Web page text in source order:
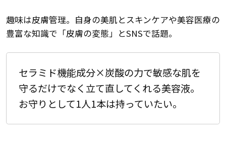
趣味は皮膚管理。自身の美肌とスキンケアや美容医療の
豊富な知識で「皮膚の変態」とSNSで話題。
セラミド機能成分×炭酸の力で敏感な肌を
守るだけでなく立て直してくれる美容液。
お守りとして1人1本は持っていたい。